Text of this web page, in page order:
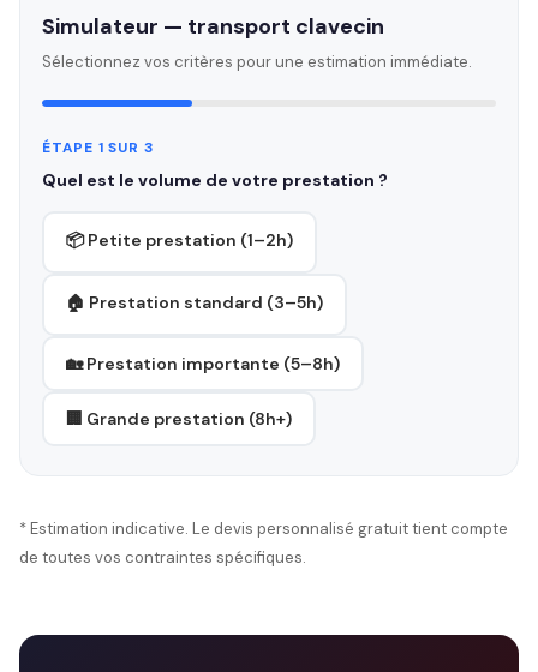
Simulateur — transport clavecin
Sélectionnez vos critères pour une estimation immédiate.
ÉTAPE 1 SUR 3
Quel est le volume de votre prestation ?
📦 Petite prestation (1–2h)
🏠 Prestation standard (3–5h)
🏡 Prestation importante (5–8h)
🏢 Grande prestation (8h+)
* Estimation indicative. Le devis personnalisé gratuit tient compte
de toutes vos contraintes spécifiques.